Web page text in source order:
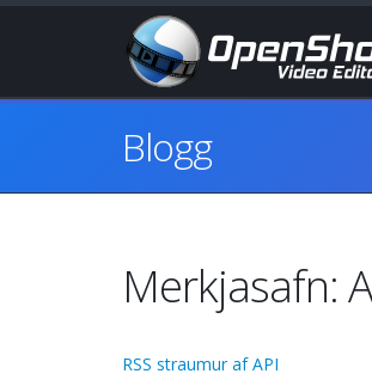
Blogg
Merkjasafn:
RSS straumur af API